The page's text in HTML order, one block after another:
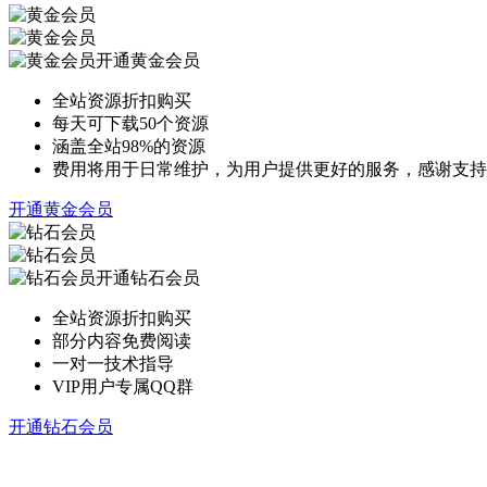
开通黄金会员
全站资源折扣购买
每天可下载50个资源
涵盖全站98%的资源
费用将用于日常维护，为用户提供更好的服务，感谢支持
开通黄金会员
开通钻石会员
全站资源折扣购买
部分内容免费阅读
一对一技术指导
VIP用户专属QQ群
开通钻石会员